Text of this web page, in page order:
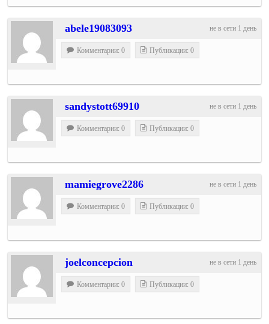
не в сети 1 день
abele19083093
Комментарии: 0 Публикации: 0
не в сети 1 день
sandystott69910
Комментарии: 0 Публикации: 0
не в сети 1 день
mamiegrove2286
Комментарии: 0 Публикации: 0
не в сети 1 день
joelconcepcion
Комментарии: 0 Публикации: 0